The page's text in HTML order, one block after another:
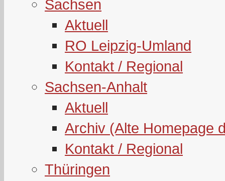
Sachsen
Aktuell
RO Leipzig-Umland
Kontakt / Regional
Sachsen-Anhalt
Aktuell
Archiv (Alte Homepage
Kontakt / Regional
Thüringen